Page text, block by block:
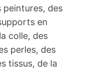
peintures, des
en
colle, des
perles, des
tissus, de la